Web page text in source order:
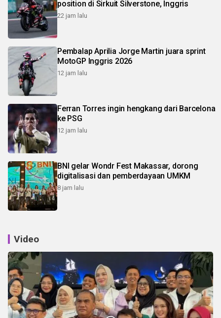
position di Sirkuit Silverstone, Inggris
22 jam lalu
Pembalap Aprilia Jorge Martin juara sprint
MotoGP Inggris 2026
12 jam lalu
Ferran Torres ingin hengkang dari Barcelona
ke PSG
12 jam lalu
BNI gelar Wondr Fest Makassar, dorong
digitalisasi dan pemberdayaan UMKM
8 jam lalu
Video